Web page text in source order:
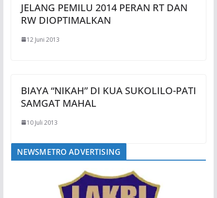
JELANG PEMILU 2014 PERAN RT DAN
RW DIOPTIMALKAN
12 Juni 2013
BIAYA “NIKAH” DI KUA SUKOLILO-PATI
SAMGAT MAHAL
10 Juli 2013
NEWSMETRO ADVERTISING